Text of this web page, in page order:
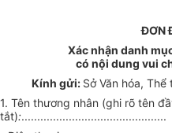
ĐƠN
Xác nhận danh
có nội dung vui
Kính gửi: Sở Văn hóa,
1. Tên thương nhân (ghi rõ tên
tắt):..............................................